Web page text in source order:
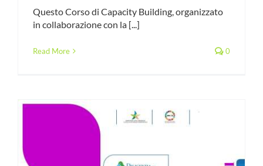
Questo Corso di Capacity Building, organizzato
in collaborazione con la [...]
Read More 0